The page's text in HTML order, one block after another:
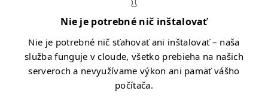
Nie je potrebné nič inštalovať
Nie je potrebné nič sťahovať ani inštalovať – naša
služba funguje v cloude, všetko prebieha na našich
serveroch a nevyužívame výkon ani pamäť vášho
počítača.